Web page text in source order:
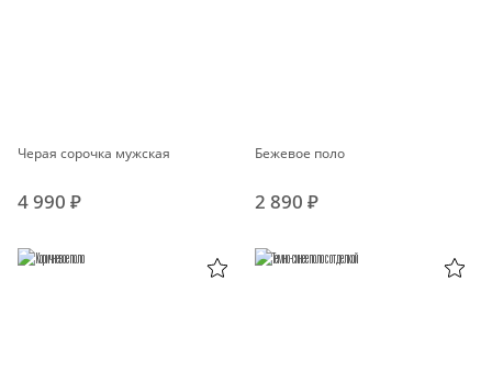
Черая сорочка мужская
4 990 ₽
Бежевое поло
2 890 ₽